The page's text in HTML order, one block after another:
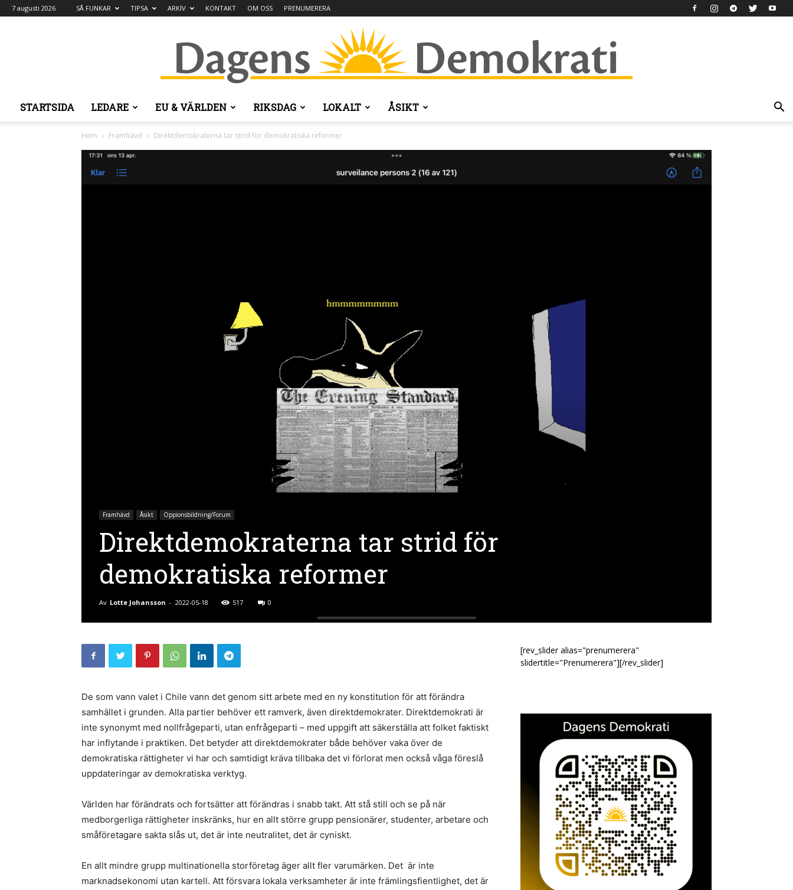
7 augusti 2026 SÅ FUNKAR TIPSA ARKIV KONTAKT OM OSS PRENUMERERA
STARTSIDA LEDARE EU & VÄRLDEN RIKSDAG LOKALT ÅSIKT
Hem Framhävd Direktdemokraterna tar strid för demokratiska reformer
Framhävd Åsikt Oppionsbildning/Forum
Direktdemokraterna tar strid för
demokratiska reformer
Av Lotte Johansson - 2022-05-18 517 0
De som vann valet i Chile vann det genom sitt arbete med en ny konstitution för att förändra
samhället i grunden. Alla partier behöver ett ramverk, även direktdemokrater. Direktdemokrati är
inte synonymt med nollfrågeparti, utan enfrågeparti – med uppgift att säkerställa att folket faktiskt
har inflytande i praktiken. Det betyder att direktdemokrater både behöver vaka över de
demokratiska rättigheter vi har och samtidigt kräva tillbaka det vi förlorat men också våga föreslå
uppdateringar av demokratiska verktyg.
Världen har förändrats och fortsätter att förändras i snabb takt. Att stå still och se på när
medborgerliga rättigheter inskränks, hur en allt större grupp pensionärer, studenter, arbetare och
småföretagare sakta slås ut, det är inte neutralitet, det är cyniskt.
En allt mindre grupp multinationella storföretag äger allt fler varumärken. Det är inte
marknadsekonomi utan kartell. Att försvara lokala verksamheter är inte främlingsfientlighet, det är
[rev_slider alias="prenumerera"
slidertitle="Prenumerera"][/rev_slider]